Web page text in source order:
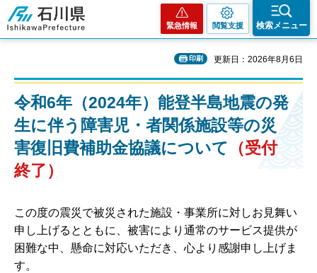
石川県
緊急情報 閲覧支援 検索メニュー
印刷 更新日：2026年8月6日
令和6年（2024年）能登半島地震の発
生に伴う障害児・者関係施設等の災
害復旧費補助金協議について （受付
終了）
この度の震災で被災された施設・事業所に対しお見舞い
申し上げるとともに、被害により通常のサービス提供が
困難な中、懸命に対応いただき、心より感謝申し上げま
す。